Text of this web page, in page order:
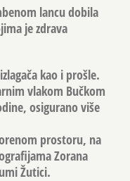
lancu dobila
je zdrava
kao i prošle.
vlakom Bučkom
osigurano više
prostoru, na
Zorana
Žutici.